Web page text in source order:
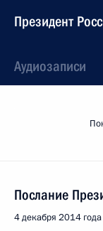
Президент
Аудиозаписи
Послание
4 декабря 2014 года